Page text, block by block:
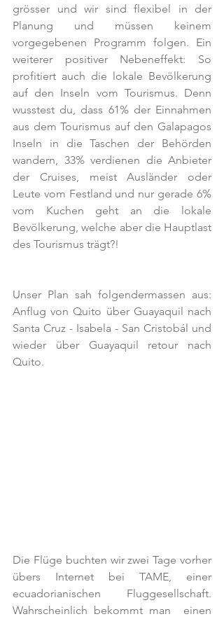
grösser und wir sind flexibel in der
Planung und müssen keinem
vorgegebenen Programm folgen. Ein
weiterer positiver Nebeneffekt: So
profitiert auch die lokale Bevölkerung
auf den Inseln vom Tourismus. Denn
wusstest du, dass 61% der Einnahmen
aus dem Tourismus auf den Galapagos
Inseln in die Taschen der Behörden
wandern, 33% verdienen die Anbieter
der Cruises, meist Ausländer oder
Leute vom Festland und nur gerade 6%
vom Kuchen geht an die lokale
Bevölkerung, welche aber die Hauptlast
des Tourismus trägt?!
Unser Plan sah folgendermassen aus:
Anflug von Quito über Guayaquil nach
Santa Cruz - Isabela - San Cristobál und
wieder über Guayaquil retour nach
Quito.
Die Flüge buchten wir zwei Tage vorher
übers Internet bei TAME, einer
ecuadorianischen Fluggesellschaft.
Wahrscheinlich bekommt man  einen